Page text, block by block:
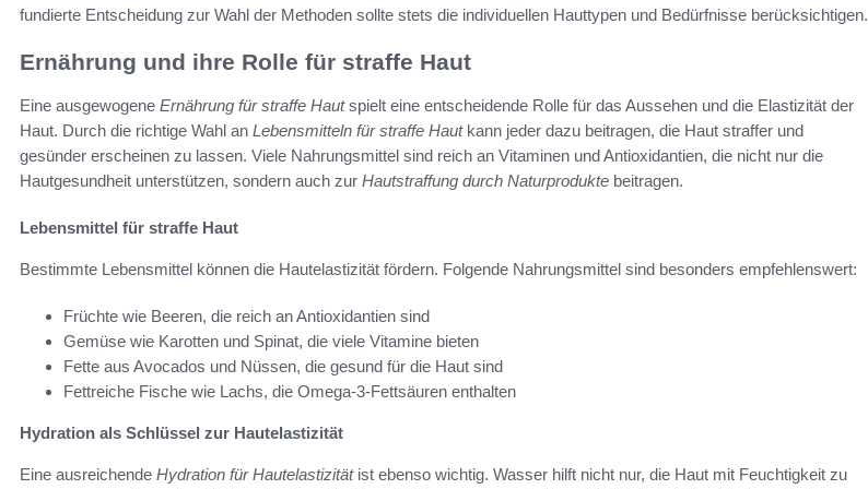
fundierte Entscheidung zur Wahl der Methoden sollte stets die individuellen Hauttypen und Bedürfnisse berücksichtigen.
Ernährung und ihre Rolle für straffe Haut
Eine ausgewogene Ernährung für straffe Hautspielt eine entscheidende Rolle für das Aussehen und die Elastizität der
Haut. Durch die richtige Wahl an Lebensmitteln für straffe Hautkann jeder dazu beitragen, die Haut straffer und
gesünder erscheinen zu lassen. Viele Nahrungsmittel sind reich an Vitaminen und Antioxidantien, die nicht nur die
Hautgesundheit unterstützen, sondern auch zur Hautstraffung durch Naturprodukte beitragen.
Lebensmittel für straffe Haut
Bestimmte Lebensmittel können die Hautelastizität fördern. Folgende Nahrungsmittel sind besonders empfehlenswert:
Früchte wie Beeren, die reich an Antioxidantien sind
Gemüse wie Karotten und Spinat, die viele Vitamine bieten
Fette aus Avocados und Nüssen, die gesund für die Haut sind
Fettreiche Fische wie Lachs, die Omega-3-Fettsäuren enthalten
Hydration als Schlüssel zur Hautelastizität
Eine ausreichende Hydration für Hautelastizitätist ebenso wichtig. Wasser hilft nicht nur, die Haut mit Feuchtigkeit zu